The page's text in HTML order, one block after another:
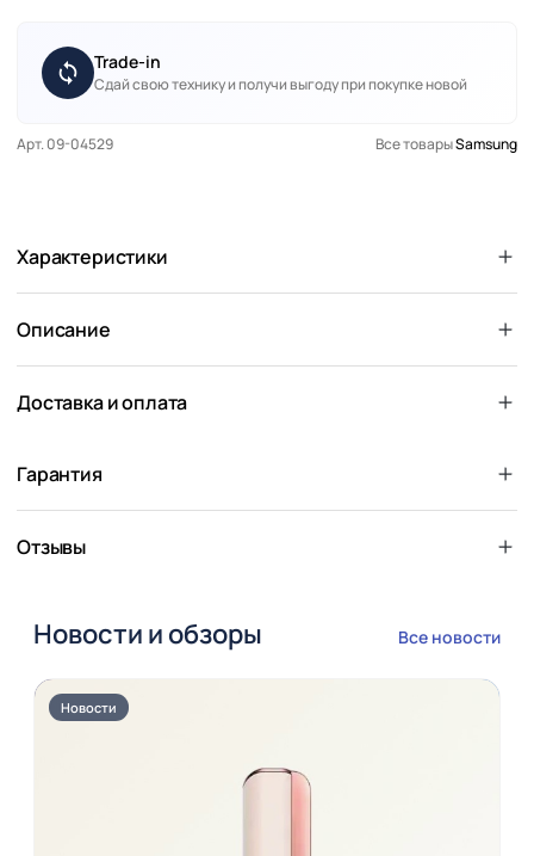
Trade-in
Сдай свою технику и получи выгоду при покупке новой
Арт. 09-04529 Все товарыSamsung
Характеристики
Описание
Доставка и оплата
Гарантия
Отзывы
Новости и обзоры Все новости
Новости